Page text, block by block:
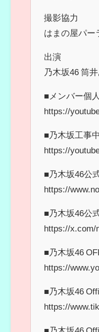
撮影協力
はまの屋パー
出演
乃木坂46 筒
■メンバー個
https://
■乃木坂工事
https://
■乃木坂46公
https://
■乃木坂46公
https://x.com/
■乃木坂46
https://
■乃木坂46
https://